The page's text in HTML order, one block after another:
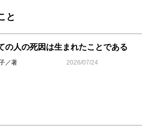
と
の人の死因は生まれたことである
／著 2026/07/24